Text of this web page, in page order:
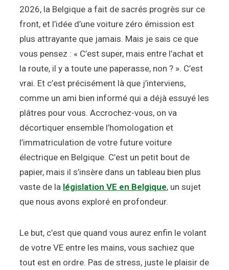
2026, la Belgique a fait de sacrés progrès sur ce
front, et l’idée d’une voiture zéro émission est
plus attrayante que jamais. Mais je sais ce que
vous pensez : « C’est super, mais entre l’achat et
la route, il y a toute une paperasse, non ? ». C’est
vrai. Et c’est précisément là que j’interviens,
comme un ami bien informé qui a déjà essuyé les
plâtres pour vous. Accrochez-vous, on va
décortiquer ensemble l’homologation et
l’immatriculation de votre future voiture
électrique en Belgique. C’est un petit bout de
papier, mais il s’insère dans un tableau bien plus
vaste de la législation VE en Belgique, un sujet
que nous avons exploré en profondeur.
Le but, c’est que quand vous aurez enfin le volant
de votre VE entre les mains, vous sachiez que
tout est en ordre. Pas de stress, juste le plaisir de